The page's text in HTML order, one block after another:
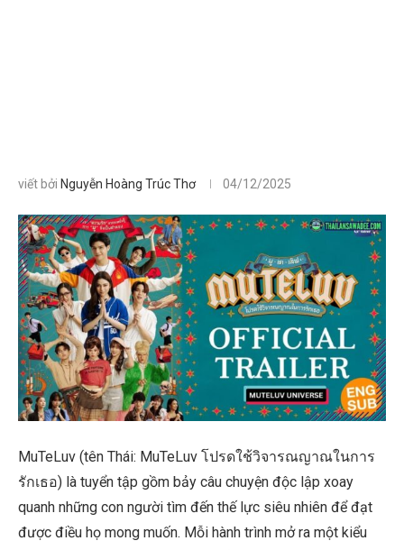
viết bởi Nguyễn Hoàng Trúc Thơ 04/12/2025
MuTeLuv (tên Thái: MuTeLuv โปรดใช้วิจารณญาณในการ
รักเธอ) là tuyển tập gồm bảy câu chuyện độc lập xoay
quanh những con người tìm đến thế lực siêu nhiên để đạt
được điều họ mong muốn. Mỗi hành trình mở ra một kiểu